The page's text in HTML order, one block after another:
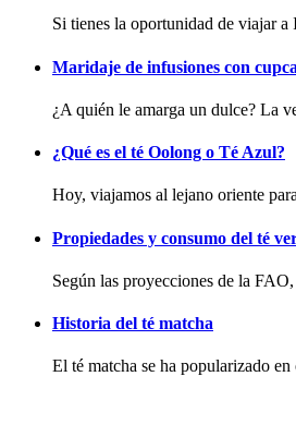
Si tienes la oportunidad de viajar a
Maridaje de infusiones con
¿A quién le amarga un dulce? La
¿Qué es el té Oolong o Té Azul?
Hoy, viajamos al lejano oriente
Propiedades y consumo del té
Según las proyecciones de la
Historia del té matcha
El té matcha se ha popularizado en